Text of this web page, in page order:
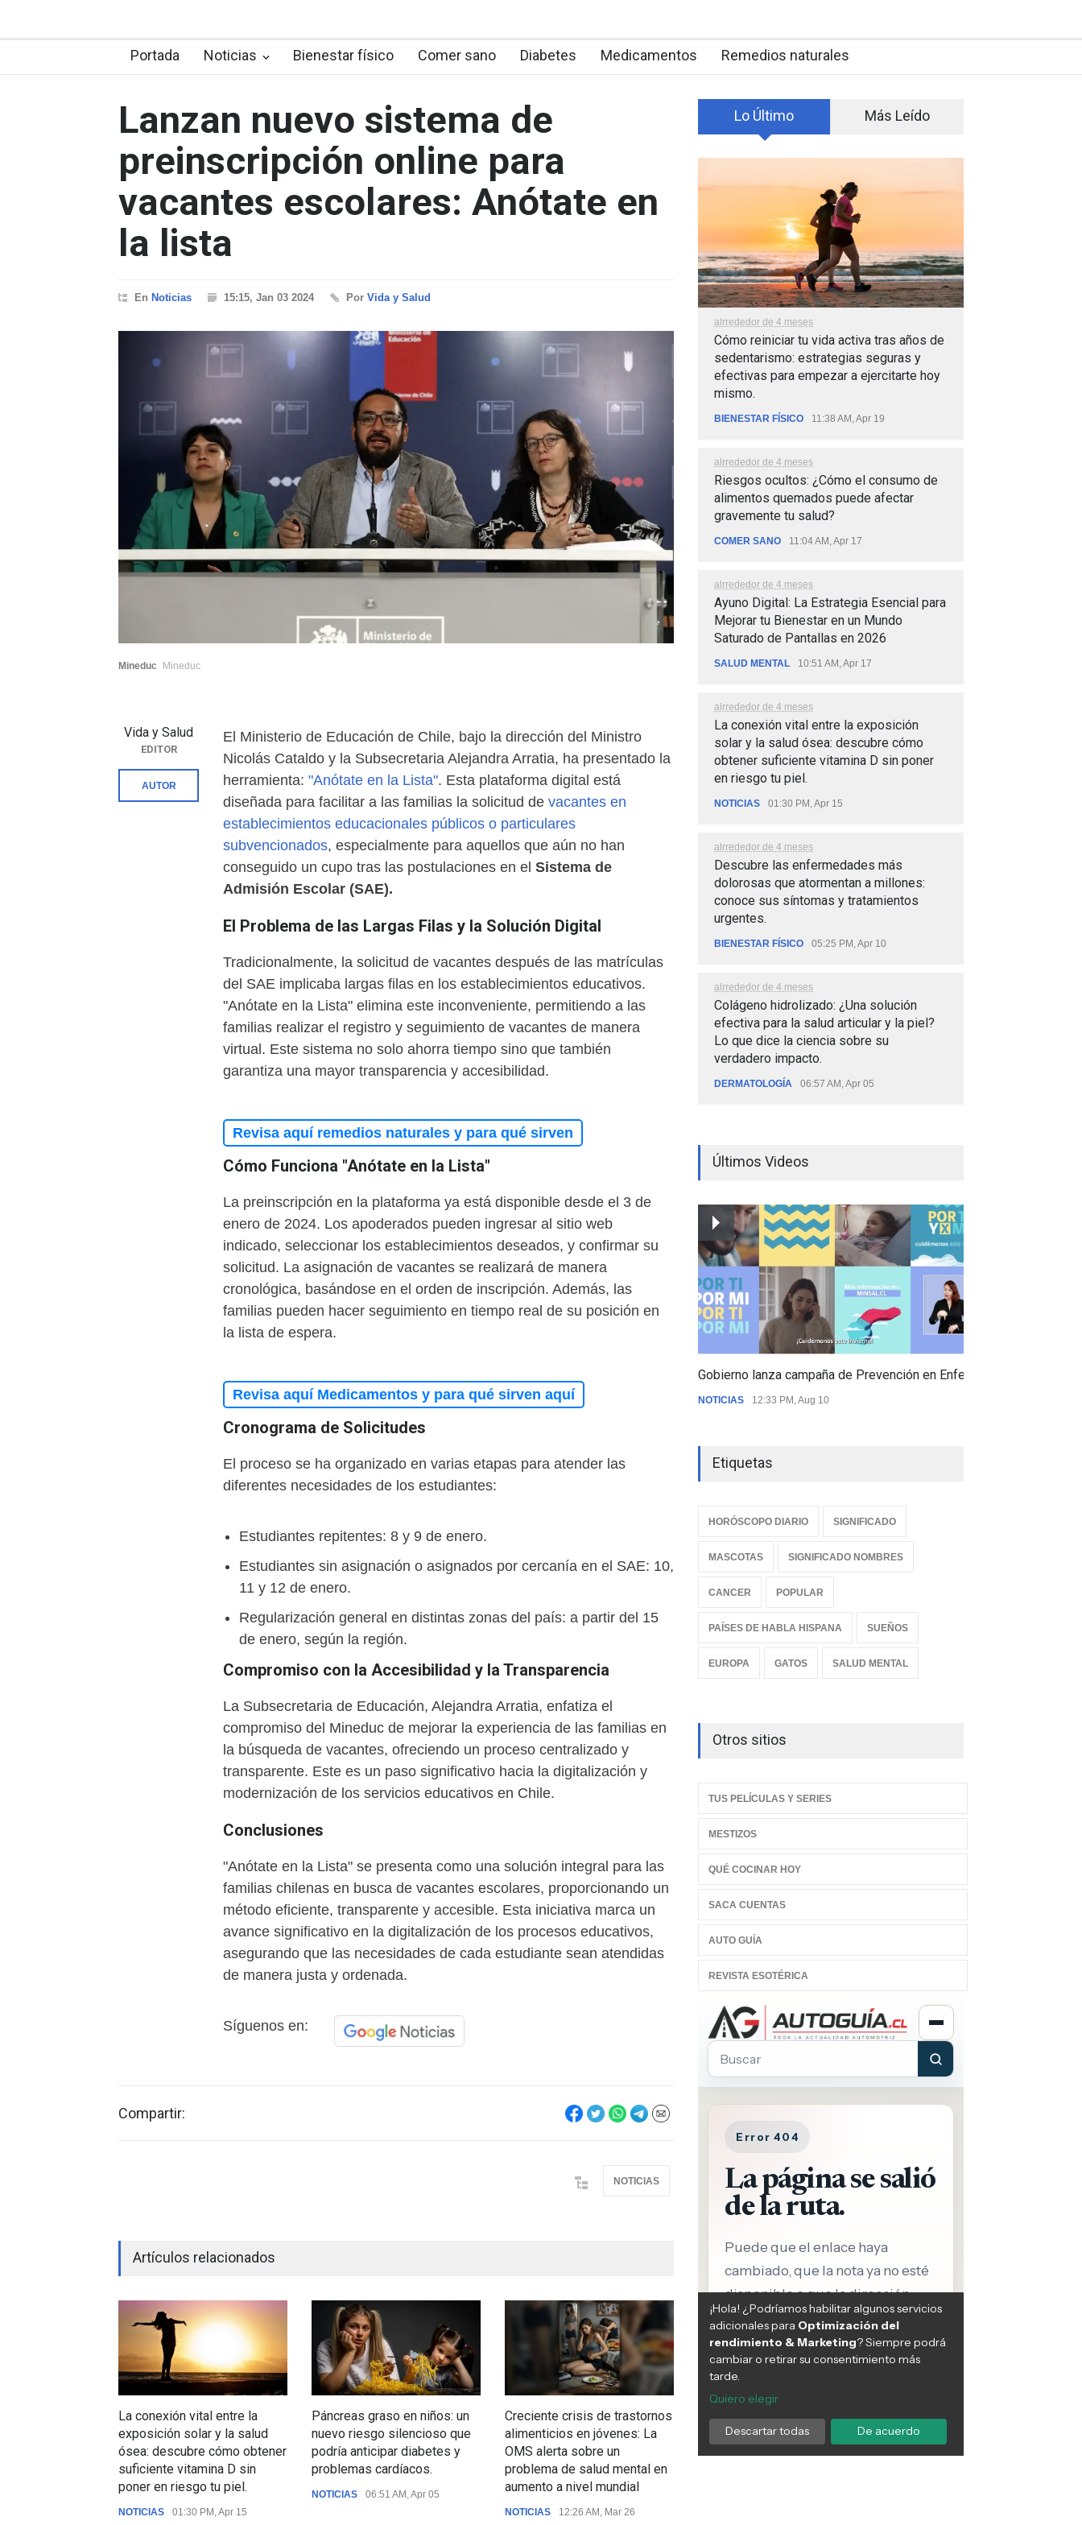
Portada Noticias Bienestar físico Comer sano Diabetes Medicamentos Remedios naturales
Lanzan nuevo sistema de
preinscripción online para
vacantes escolares: Anótate en
la lista
En Noticias 15:15, Jan 03 2024 Por Vida y Salud
Mineduc Mineduc
El Ministerio de Educación de Chile, bajo la dirección del Ministro
Nicolás Cataldo y la Subsecretaria Alejandra Arratia, ha presentado la
herramienta: "Anótate en la Lista". Esta plataforma digital está
diseñada para facilitar a las familias la solicitud de vacantes en
establecimientos educacionales públicos o particulares
subvencionados, especialmente para aquellos que aún no han
conseguido un cupo tras las postulaciones en el Sistema de
Admisión Escolar (SAE).
El Problema de las Largas Filas y la Solución Digital
Tradicionalmente, la solicitud de vacantes después de las matrículas
del SAE implicaba largas filas en los establecimientos educativos.
"Anótate en la Lista" elimina este inconveniente, permitiendo a las
familias realizar el registro y seguimiento de vacantes de manera
virtual. Este sistema no solo ahorra tiempo sino que también
garantiza una mayor transparencia y accesibilidad.
Revisa aquí remedios naturales y para qué sirven
Cómo Funciona "Anótate en la Lista"
La preinscripción en la plataforma ya está disponible desde el 3 de
enero de 2024. Los apoderados pueden ingresar al sitio web
indicado, seleccionar los establecimientos deseados, y confirmar su
solicitud. La asignación de vacantes se realizará de manera
cronológica, basándose en el orden de inscripción. Además, las
familias pueden hacer seguimiento en tiempo real de su posición en
la lista de espera.
Revisa aquí Medicamentos y para qué sirven aquí
Cronograma de Solicitudes
El proceso se ha organizado en varias etapas para atender las
diferentes necesidades de los estudiantes:
Estudiantes repitentes: 8 y 9 de enero.
Estudiantes sin asignación o asignados por cercanía en el SAE: 10,
11 y 12 de enero.
Regularización general en distintas zonas del país: a partir del 15
de enero, según la región.
Compromiso con la Accesibilidad y la Transparencia
La Subsecretaria de Educación, Alejandra Arratia, enfatiza el
compromiso del Mineduc de mejorar la experiencia de las familias en
la búsqueda de vacantes, ofreciendo un proceso centralizado y
transparente. Este es un paso significativo hacia la digitalización y
modernización de los servicios educativos en Chile.
Conclusiones
"Anótate en la Lista" se presenta como una solución integral para las
familias chilenas en busca de vacantes escolares, proporcionando un
método eficiente, transparente y accesible. Esta iniciativa marca un
avance significativo en la digitalización de los procesos educativos,
asegurando que las necesidades de cada estudiante sean atendidas
de manera justa y ordenada.
Síguenos en:
Vida y Salud
EDITOR
AUTOR
Compartir:
NOTICIAS
Artículos relacionados
La conexión vital entre la
exposición solar y la salud
ósea: descubre cómo obtener
suficiente vitamina D sin
poner en riesgo tu piel.
NOTICIAS 01:30 PM, Apr 15
Páncreas graso en niños: un
nuevo riesgo silencioso que
podría anticipar diabetes y
problemas cardíacos.
NOTICIAS 06:51 AM, Apr 05
Creciente crisis de trastornos
alimenticios en jóvenes: La
OMS alerta sobre un
problema de salud mental en
aumento a nivel mundial
NOTICIAS 12:26 AM, Mar 26
Chile hace historia al erradicar
la lepra, convirtiéndose en el
Crisis en salud: Más de mil
pacientes en espera de
Lo Último Más Leído
alrrededor de 4 meses
Cómo reiniciar tu vida activa tras años de
sedentarismo: estrategias seguras y
efectivas para empezar a ejercitarte hoy
mismo.
BIENESTAR FÍSICO 11:38 AM, Apr 19
alrrededor de 4 meses
Riesgos ocultos: ¿Cómo el consumo de
alimentos quemados puede afectar
gravemente tu salud?
COMER SANO 11:04 AM, Apr 17
alrrededor de 4 meses
Ayuno Digital: La Estrategia Esencial para
Mejorar tu Bienestar en un Mundo
Saturado de Pantallas en 2026
SALUD MENTAL 10:51 AM, Apr 17
alrrededor de 4 meses
La conexión vital entre la exposición
solar y la salud ósea: descubre cómo
obtener suficiente vitamina D sin poner
en riesgo tu piel.
NOTICIAS 01:30 PM, Apr 15
alrrededor de 4 meses
Descubre las enfermedades más
dolorosas que atormentan a millones:
conoce sus síntomas y tratamientos
urgentes.
BIENESTAR FÍSICO 05:25 PM, Apr 10
alrrededor de 4 meses
Colágeno hidrolizado: ¿Una solución
efectiva para la salud articular y la piel?
Lo que dice la ciencia sobre su
verdadero impacto.
DERMATOLOGÍA 06:57 AM, Apr 05
Últimos Videos
Gobierno lanza campaña de Prevención en Enfermedades
NOTICIAS 12:33 PM, Aug 10
Etiquetas
HORÓSCOPO DIARIO SIGNIFICADO
MASCOTAS SIGNIFICADO NOMBRES
CANCER POPULAR
PAÍSES DE HABLA HISPANA SUEÑOS
EUROPA GATOS SALUD MENTAL
Otros sitios
TUS PELÍCULAS Y SERIES
MESTIZOS
QUÉ COCINAR HOY
SACA CUENTAS
AUTO GUÍA
REVISTA ESOTÉRICA